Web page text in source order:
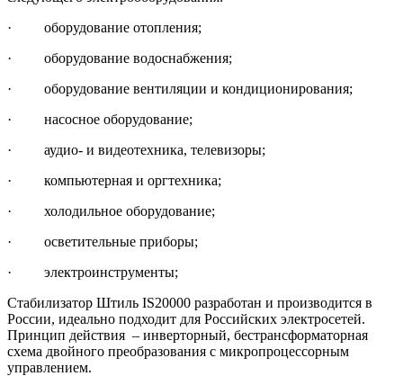
· оборудование отопления;
· оборудование водоснабжения;
· оборудование вентиляции и кондиционирования;
· насосное оборудование;
· аудио- и видеотехника, телевизоры;
· компьютерная и оргтехника;
· холодильное оборудование;
· осветительные приборы;
· электроинструменты;
Стабилизатор Штиль IS20000 разработан и производится в
России, идеально подходит для Российских электросетей.
Принцип действия – инверторный, бестрансформаторная
схема двойного преобразования с микропроцессорным
управлением.